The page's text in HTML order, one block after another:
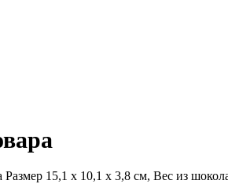
15,1 х 10,1 х 3,8 см, Вес из